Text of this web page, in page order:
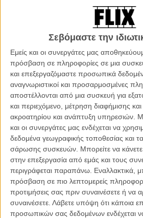
Σεβόμαστε την
Εμείς και οι συνεργάτες μας
πρόσβαση σε πληροφορίες σε μια
και επεξεργαζόμαστε προσωπικά
αναγνωριστικοί και προσαρμοσμένες
αποστέλλονται από μια συσκευή για
και περιεχόμενο, μέτρηση διαφήμισης
ακροατηρίου και ανάπτυξη υπηρεσιών.
και οι συνεργάτες μας ενδέχεται να
δεδομένα γεωγραφικής τοποθεσίας και
σάρωσης συσκευών. Μπορείτε να κάνετε
στην επεξεργασία από εμάς και τους
περιγράφεται παραπάνω. Εναλλακτικά,
πρόσβαση σε πιο λεπτομερείς
προτιμήσεις σας πριν συναινέσετε ή να
συναινέσετε. Λάβετε υπόψη ότι κάποια
προσωπικών σας δεδομένων ενδέχεται
Τη βιομηχανοποίηση,
σύγχρονης Κίνας σχολιάζει η νέα ταινία
Διαγωνιστικό της Berlinale, μετά το «Fly
ντεμπούτο στη Βενετία το 2012 και το
που συμμετείχε στις Κάννες το 2017),
στην αφάνεια κι εστιάζοντας, αντίθετα, σε
μοιάζει άχρονη αλλά είναι και διαχρονική
Ο Μα και η Κάο πρέπει να είναι, ο καθένας
εύκολοι στόχοι του μικρού, βουτηγμένου
στην επαρχιακή Κίνα. Εκείνος είναι αργός,
πιστός κυρίως στον γάιδαρό του που
από έντονη ακράτεια, πράγμα που την
λεία για την κοροϊδία των γύρω. Κι όμως,
παντρευτούν από προξενιό των συγγενών
τους ξεφορτωθούν, θ’ ανακαλύψουν, σιγά-
για τον άλλον και οι δυο για τη Γη που τους
προστατεύει, «ενάντια» στους ανθρώπους